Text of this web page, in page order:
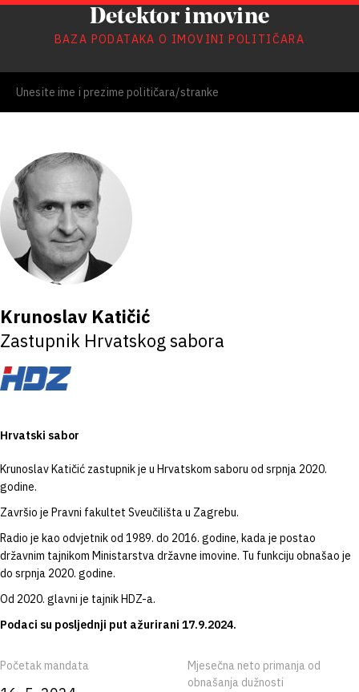
Detektor imovine
BAZA PODATAKA O IMOVINI POLITIČARA
Krunoslav Katičić
Zastupnik Hrvatskog sabora
Hrvatski sabor
Krunoslav Katičić zastupnik je u Hrvatskom saboru od srpnja 2020.
godine.
Završio je Pravni fakultet Sveučilišta u Zagrebu.
Radio je kao odvjetnik od 1989. do 2016. godine, kada je postao
državnim tajnikom Ministarstva državne imovine. Tu funkciju obnašao je
do srpnja 2020. godine.
Od 2020. glavni je tajnik HDZ-a.
Podaci su posljednji put ažurirani 17.9.2024.
Početak mandata
Mjesečna neto primanja od
obnašanja dužnosti